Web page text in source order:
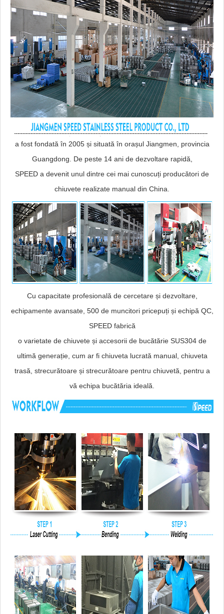
a fost fondată în 2005 și situată în orașul Jiangmen, provincia
Guangdong. De peste 14 ani de dezvoltare rapidă,
SPEED a devenit unul dintre cei mai cunoscuți producători de
chiuvete realizate manual din China.
Cu capacitate profesională de cercetare și dezvoltare,
echipamente avansate, 500 de muncitori pricepuți și echipă QC,
SPEED fabrică
o varietate de chiuvete și accesorii de bucătărie SUS304 de
ultimă generație, cum ar fi chiuveta lucrată manual, chiuveta
trasă, strecurătoare și strecurătoare pentru chiuvetă, pentru a
vă echipa bucătăria ideală.